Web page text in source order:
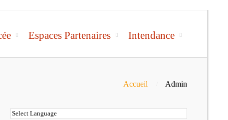
Espaces Partenaires Intendance
Accueil Admin